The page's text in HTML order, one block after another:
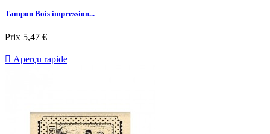
Tampon Bois impression...
Prix 5,47 €
 Aperçu rapide